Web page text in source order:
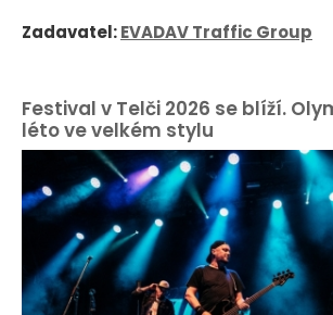
Zadavatel:EVADAV Traffic Group
Festival v Telči 2026 se blíží.
léto ve velkém stylu